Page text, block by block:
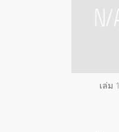
เล่ม 1